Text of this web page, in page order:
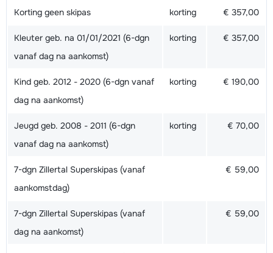
Korting geen skipas korting € 357,00
Kleuter geb. na 01/01/2021 (6-dgn
vanaf dag na aankomst)
korting € 357,00
Kind geb. 2012 - 2020 (6-dgn vanaf
dag na aankomst)
korting € 190,00
Jeugd geb. 2008 - 2011 (6-dgn
vanaf dag na aankomst)
korting € 70,00
7-dgn Zillertal Superskipas (vanaf
aankomstdag)
€ 59,00
7-dgn Zillertal Superskipas (vanaf
dag na aankomst)
€ 59,00